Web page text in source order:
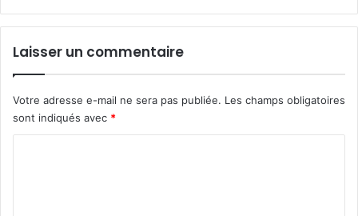
Laisser un commentaire
Votre adresse e-mail ne sera pas publiée. Les champs obligatoires
sont indiqués avec *